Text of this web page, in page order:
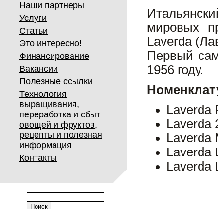
Наши партнеры
Услуги
Статьи
Это интересно!
Финансирование
Вакансии
Полезные ссылки
Технология
выращивания,
переработка и сбыт
овощей и фруктов,
рецепты и полезная
информация
Контакты
мировых
Laverda
Первый
1956 году.
Laverda
Laverda
Laverda
Laverda
Laverda